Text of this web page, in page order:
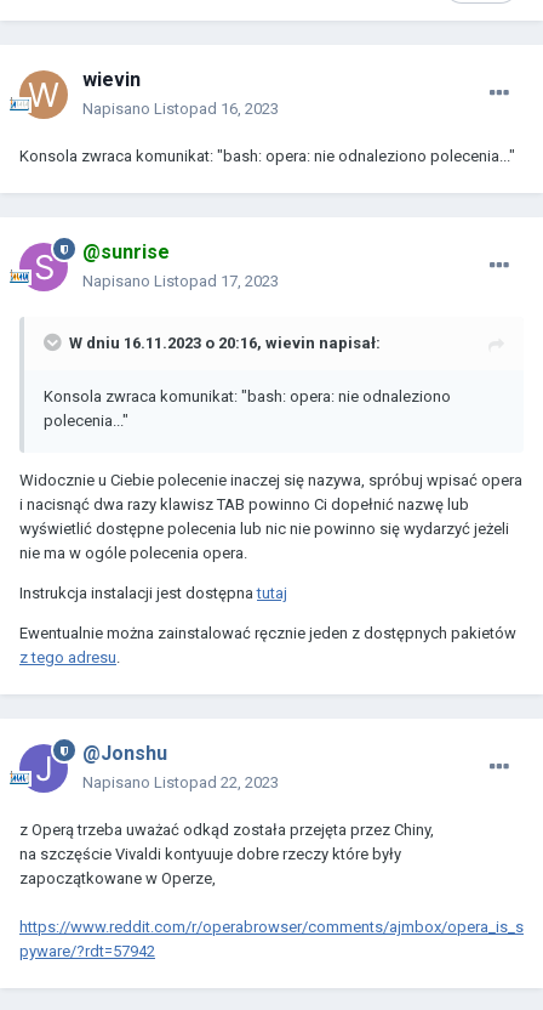
wievin
Napisano Listopad 16, 2023
Konsola zwraca komunikat: "bash: opera: nie odnaleziono polecenia..."
@sunrise
Napisano Listopad 17, 2023
W dniu 16.11.2023 o 20:16, wievin napisał:
Konsola zwraca komunikat: "bash: opera: nie odnaleziono
polecenia..."
Widocznie u Ciebie polecenie inaczej się nazywa, spróbuj wpisać opera
i nacisnąć dwa razy klawisz TAB powinno Ci dopełnić nazwę lub
wyświetlić dostępne polecenia lub nic nie powinno się wydarzyć jeżeli
nie ma w ogóle polecenia opera.
Instrukcja instalacji jest dostępnatutaj
Ewentualnie można zainstalować ręcznie jeden z dostępnych pakietów
z tego adresu.
@Jonshu
Napisano Listopad 22, 2023
z Operą trzeba uważać odkąd została przejęta przez Chiny,
na szczęście Vivaldi kontyuuje dobre rzeczy które były
zapoczątkowane w Operze,
https://www.reddit.com/r/operabrowser/comments/ajmbox/opera_is_s
pyware/?rdt=57942